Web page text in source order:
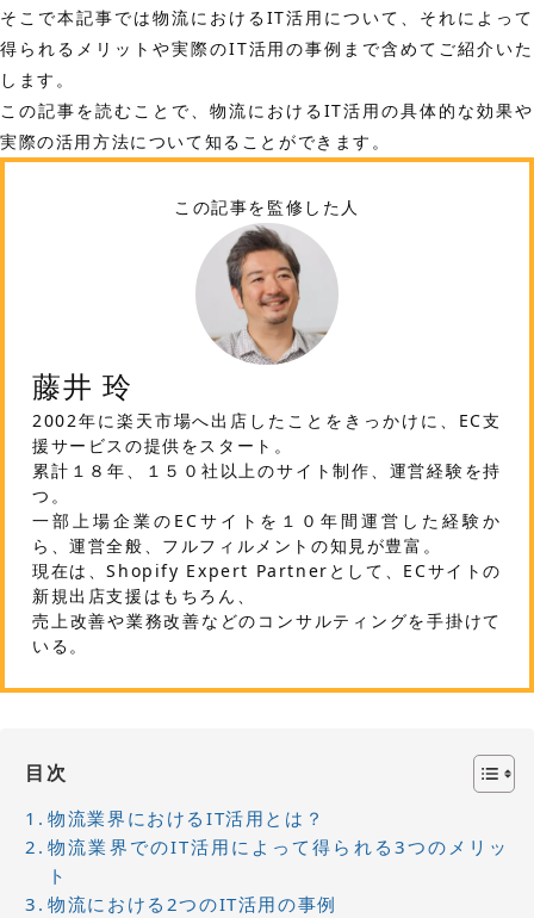
そこで本記事では物流におけるIT活用について、それによって
得られるメリットや実際のIT活用の事例まで含めてご紹介いた
します。
この記事を読むことで、物流におけるIT活用の具体的な効果や
実際の活用方法について知ることができます。
この記事を監修した人
藤井 玲
2002年に楽天市場へ出店したことをきっかけに、EC支
援サービスの提供をスタート。
累計１８年、１５０社以上のサイト制作、運営経験を持
つ。
一部上場企業のECサイトを１０年間運営した経験か
ら、運営全般、フルフィルメントの知見が豊富。
現在は、Shopify Expert Partnerとして、ECサイトの
新規出店支援はもちろん、
売上改善や業務改善などのコンサルティングを手掛けて
いる。
目次
物流業界におけるIT活用とは？
物流業界でのIT活用によって得られる3つのメリッ
ト
物流における2つのIT活用の事例